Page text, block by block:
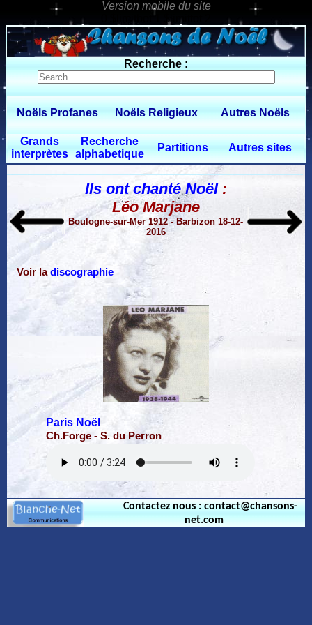
0 $limitbot 1 $limittot 2
Recherche :
Noëls Profanes Noëls Religieux Autres Noëls
Grands
interprètes
Recherche
alphabetique
Partitions Autres sites
Ils ont chanté Noël:
Léo Marjane
Boulogne-sur-Mer 1912 - Barbizon 18-12-
2016
Voir ladiscographie
Paris Noël
Ch.Forge - S. du Perron
Contactez nous : contact@chansons-
net.com